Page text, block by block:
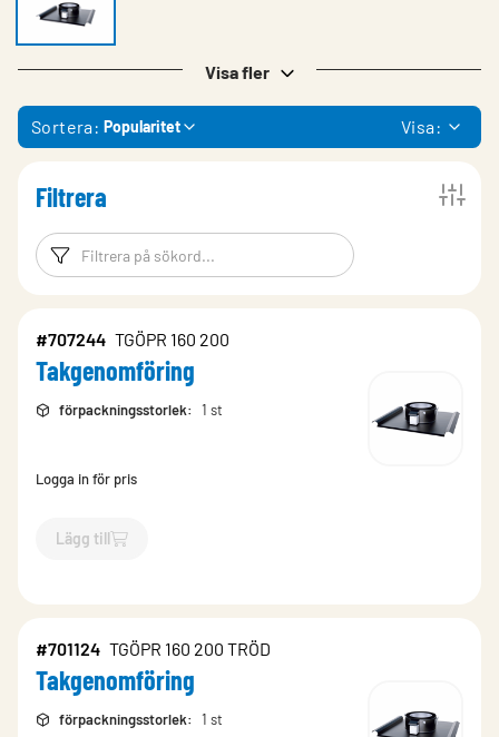
Visa fler
Sortera: Popularitet Visa:
Filtrera
Filtreringsord Filtrera
#707244 TGÖPR 160 200
Takgenomföring
förpackningsstorlek: 1 st
Logga in för pris
Lägg till
`$Lägg till
#701124 TGÖPR 160 200 TRÖD
Takgenomföring
förpackningsstorlek: 1 st